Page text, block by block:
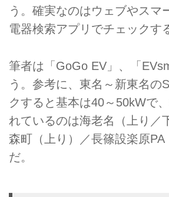
う。確実なのはウェブやスマ
電器検索アプリでチェックす
筆者は「GoGo EV」、「
う。参考に、東名～新東名の
クすると基本は40～50kWで
れているのは海老名（上り／
森町（上り）／長篠設楽原
だ。